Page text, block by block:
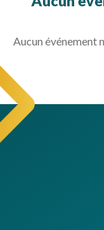
Aucun événement